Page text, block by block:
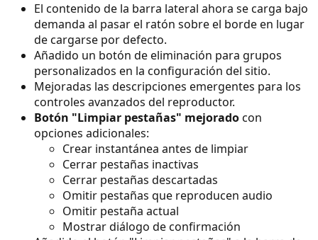
El contenido de la barra lateral ahora se carga bajo
demanda al pasar el ratón sobre el borde en lugar
de cargarse por defecto.
Añadido un botón de eliminación para grupos
personalizados en la configuración del sitio.
Mejoradas las descripciones emergentes para los
controles avanzados del reproductor.
Botón "Limpiar pestañas" mejoradocon
opciones adicionales:
Crear instantánea antes de limpiar
Cerrar pestañas inactivas
Cerrar pestañas descartadas
Omitir pestañas que reproducen audio
Omitir pestaña actual
Mostrar diálogo de confirmación